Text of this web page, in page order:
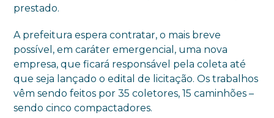
prestado.
A prefeitura espera contratar, o mais breve
possível, em caráter emergencial, uma nova
empresa, que ficará responsável pela coleta até
que seja lançado o edital de licitação. Os trabalhos
vêm sendo feitos por 35 coletores, 15 caminhões –
sendo cinco compactadores.